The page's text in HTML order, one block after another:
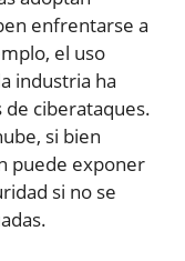
enfrentarse a
el uso
industria ha
ciberataques.
si bien
puede exponer
si no se